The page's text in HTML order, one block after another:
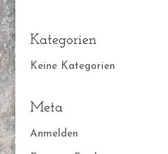
Kategorien
Keine Kategorien
Meta
Anmelden